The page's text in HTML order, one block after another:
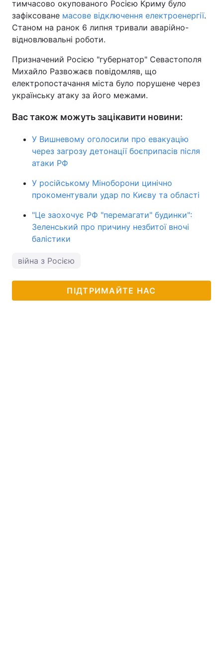
тимчасово окупованого Росією Криму було
зафіксоване масове відключення електроенергії.
Станом на ранок 6 липня тривали аварійно-
відновлювальні роботи.
Призначений Росією "губернатор" Севастополя
Михайло Развожаєв повідомляв, що
електропостачання міста було порушене через
українську атаку за його межами.
Вас також можуть зацікавити новини:
У Вишневому оголосили про евакуацію
через загрозу детонації боєприпасів після
атаки РФ
У російському Міноборони цинічно
прокоментували удар по Києву та області
"Це заохочує РФ "перемагати" будинки":
Зеленський про причину незбитої вночі
балістики
війна з Росією
ПІДТРИМАЙТЕ НАС